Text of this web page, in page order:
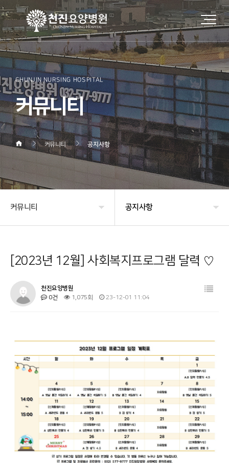
CHUNJIN NURSING HOSPITAL
커뮤니티
커뮤니티 공지사항
커뮤니티
시설 둘러보기
진료과목 안내
이용안내
기타
공지사항
금주의 식단
[2023년 12월] 사회복지프로그램 달력 ♡
천진요양병원
0건
1,075회 23-12-01 11:04